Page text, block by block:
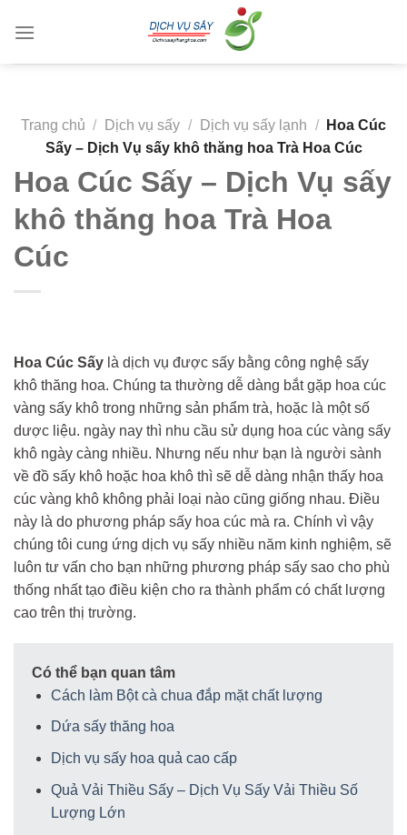
Trang chủ / Dịch vụ sấy / Dịch vụ sấy lạnh /
Hoa Cúc
Sấy – Dịch Vụ sấy khô thăng hoa Trà Hoa Cúc
Hoa Cúc Sấy – Dịch Vụ sấy
khô thăng hoa Trà Hoa
Cúc
Hoa Cúc Sấy là dịch vụ được sấy bằng công nghệ sấy
khô thăng hoa. Chúng ta thường dễ dàng bắt gặp hoa cúc
vàng sấy khô trong những sản phẩm trà, hoặc là một số
dược liệu. ngày nay thì nhu cầu sử dụng hoa cúc vàng sấy
khô ngày càng nhiều. Nhưng nếu như bạn là người sành
về đồ sấy khô hoặc hoa khô thì sẽ dễ dàng nhận thấy hoa
cúc vàng khô không phải loại nào cũng giống nhau. Điều
này là do phương pháp sấy hoa cúc mà ra. Chính vì vậy
chúng tôi cung ứng dịch vụ sấy nhiều năm kinh nghiệm, sẽ
luôn tư vấn cho bạn những phương pháp sấy sao cho phù
thống nhất tạo điều kiện cho ra thành phẩm có chất lượng
cao trên thị trường.
Có thể bạn quan tâm
Cách làm Bột cà chua đắp mặt chất lượng
Dứa sấy thăng hoa
Dịch vụ sấy hoa quả cao cấp
Quả Vải Thiều Sấy – Dịch Vụ Sấy Vải Thiều Số
Lượng Lớn